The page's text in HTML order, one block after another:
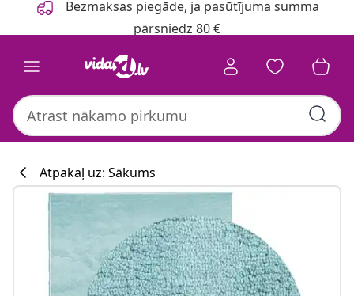
Bezmaksas piegāde, ja pasūtījuma summa
pārsniedz 80 €
Atpakaļ uz: Sākums